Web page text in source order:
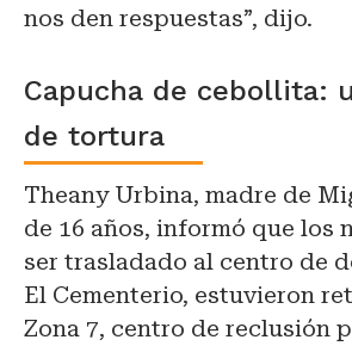
nos den respuestas”, dijo.
Capucha de cebollita:
de tortura
Theany Urbina, madre de
de 16 años, informó que los
ser trasladado al centro de
El Cementerio, estuvieron
Zona 7, centro de reclusión